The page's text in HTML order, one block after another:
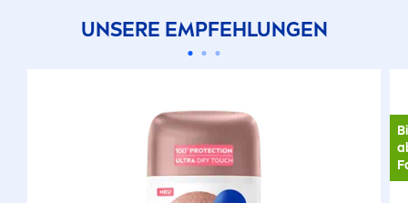
UNSERE EMPFEHLUNGEN